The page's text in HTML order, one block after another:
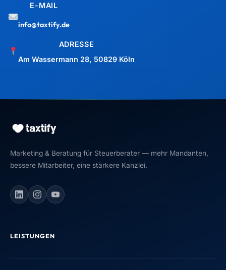
E-MAIL
info@taxtify.de
ADRESSE
Am Wassermann 28, 50829 Köln
Marketing & Beratung für Steuerberater — mehr Mandanten,
bessere Mitarbeiter, eine stärkere Kanzlei.
LEISTUNGEN